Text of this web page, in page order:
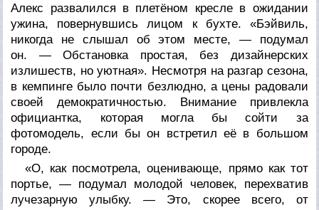
Алекс развалился в плетёном кресле в ожидании
ужина, повернувшись лицом к бухте. «Бэйвиль,
никогда не слышал об этом месте, — подумал
он. — Обстановка простая, без дизайнерских
излишеств, но уютная». Несмотря на разгар сезона,
в кемпинге было почти безлюдно, а цены радовали
своей демократичностью. Внимание привлекла
официантка, которая могла бы сойти за
фотомодель, если бы он встретил её в большом
городе.
«О, как посмотрела, оценивающе, прямо как тот
портье, — подумал молодой человек, перехватив
лучезарную улыбку. — Это, скорее всего, от